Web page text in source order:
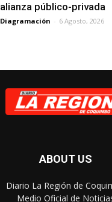
alianza público-privada
Diagramación - 6 Agosto, 2026
ABOUT US
Diario La Región de
Medio Oficial de